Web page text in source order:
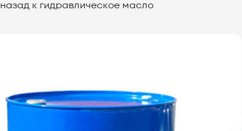
назад к гидравлическое масло